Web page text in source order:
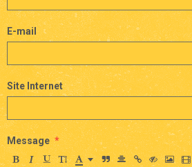
E-mail
Site Internet
Message